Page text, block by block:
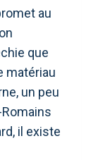
au
que
matériau
un peu
il existe